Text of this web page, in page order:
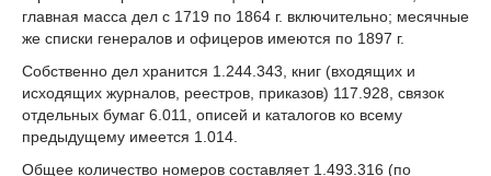
главная масса дел с 1719 по 1864 г. включительно; месячные
же списки генералов и офицеров имеются по 1897 г.
Собственно дел хранится 1.244.343, книг (входящих и
исходящих журналов, реестров, приказов) 117.928, связок
отдельных бумаг 6.011, описей и каталогов ко всему
предыдущему имеется 1.014.
Общее количество номеров составляет 1.493.316 (по